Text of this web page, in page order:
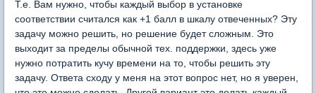
Т.е. Вам нужно, чтобы каждый выбор в установке
соответствии считался как +1 балл в шкалу отвеченных? Эту
задачу можно решить, но решение будет сложным. Это
выходит за пределы обычной тех. поддержки, здесь уже
нужно потратить кучу времени на то, чтобы решить эту
задачу. Ответа сходу у меня на этот вопрос нет, но я уверен,